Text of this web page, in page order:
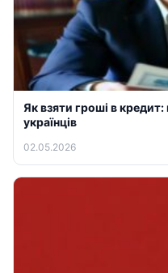
Як взяти гроші в
українців
02.05.2026